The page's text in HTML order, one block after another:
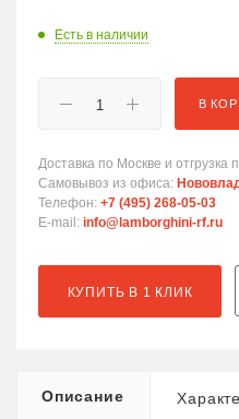
Есть в наличии
В
Доставка по Москве и
Самовывоз из офиса:
Телефон: +7 (495) 268-05-03
E-mail: info@lamborghini-rf.ru
КУПИТЬ В 1 КЛИК
Описание